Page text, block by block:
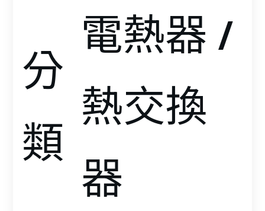
分
類
電熱器 /
熱交換
器